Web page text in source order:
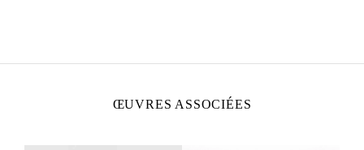
ŒUVRES ASSOCIÉES